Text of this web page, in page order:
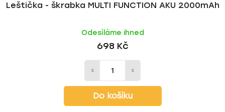
Leštička - škrabka MULTI FUNCTION AKU 2000mAh
Odesíláme ihned
698 Kč
Do košíku